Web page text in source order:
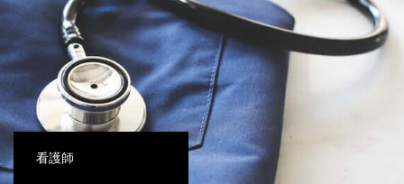
看護師